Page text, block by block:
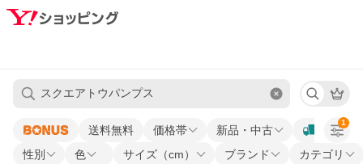
送料無料 価格帯
新品・中古
性別
色 サイズ（cm） ブランド カテゴリ
1